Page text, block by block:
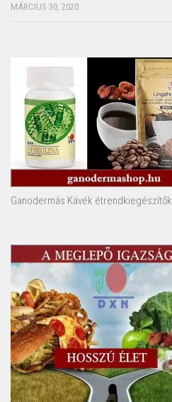
MÁRCIUS 30, 2020
Ganodermás Kávék étrendkiegészítők